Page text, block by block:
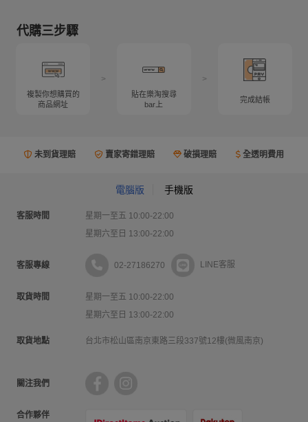
代購三步驟
複製你想購買的
商品網址
>
貼在樂淘搜尋
bar上
>
完成結帳
未到貨理賠 賣家寄錯理賠 破損理賠 全透明費用
電腦版 手機版
客服時間
星期一至五 10:00-22:00
星期六至日 13:00-22:00
客服專線 02-27186270 LINE客服
取貨時間
星期一至五 10:00-22:00
星期六至日 13:00-22:00
取貨地點 台北市松山區南京東路三段337號12樓(微風南京)
關注我們
合作夥伴